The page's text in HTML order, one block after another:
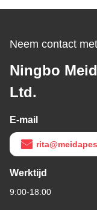
Neem contact
Ningbo
Ltd.
E-mail
Werktijd
9:00-18:00